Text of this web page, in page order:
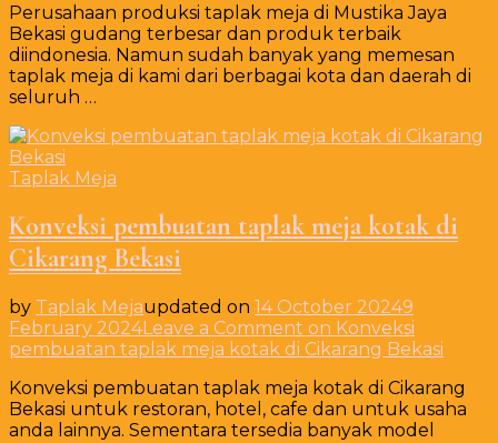
Perusahaan produksi taplak meja di Mustika Jaya
Bekasi gudang terbesar dan produk terbaik
diindonesia. Namun sudah banyak yang memesan
taplak meja di kami dari berbagai kota dan daerah di
seluruh …
Taplak Meja
Konveksi pembuatan taplak meja kotak di
Cikarang Bekasi
by Taplak Mejaupdated on 14 October 20249
February 2024Leave a Comment on Konveksi
pembuatan taplak meja kotak di Cikarang Bekasi
Konveksi pembuatan taplak meja kotak di Cikarang
Bekasi untuk restoran, hotel, cafe dan untuk usaha
anda lainnya. Sementara tersedia banyak model